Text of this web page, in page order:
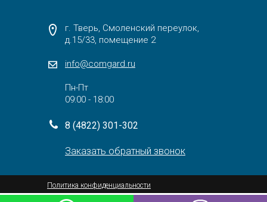
г. Тверь, Смоленский переулок,
д.15/33, помещение 2
info@comgard.ru
Пн-Пт
09:00 - 18:00
8 (4822) 301-302
Заказать обратный звонок
Политика конфиденциальности